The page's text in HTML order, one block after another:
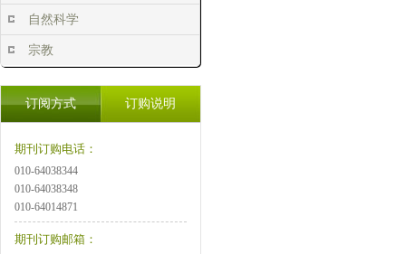
自然科学
宗教
订阅方式 订购说明
期刊订购电话：
010-64038344
010-64038348
010-64014871
期刊订购邮箱：